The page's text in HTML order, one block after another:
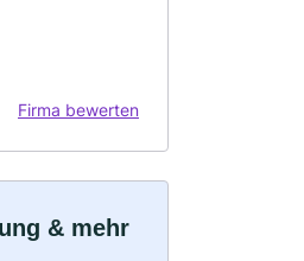
Firma bewerten
& mehr